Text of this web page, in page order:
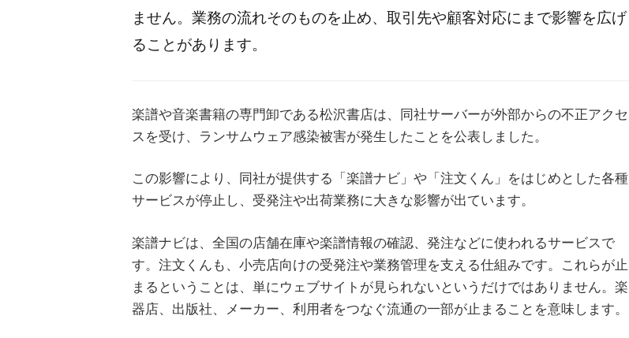
ません。業務の流れそのものを止め、取引先や顧客対応にまで影響を広げ
ることがあります。
楽譜や音楽書籍の専門卸である松沢書店は、同社サーバーが外部からの不正アクセ
スを受け、ランサムウェア感染被害が発生したことを公表しました。
この影響により、同社が提供する「楽譜ナビ」や「注文くん」をはじめとした各種
サービスが停止し、受発注や出荷業務に大きな影響が出ています。
楽譜ナビは、全国の店舗在庫や楽譜情報の確認、発注などに使われるサービスで
す。注文くんも、小売店向けの受発注や業務管理を支える仕組みです。これらが止
まるということは、単にウェブサイトが見られないというだけではありません。楽
器店、出版社、メーカー、利用者をつなぐ流通の一部が止まることを意味します。